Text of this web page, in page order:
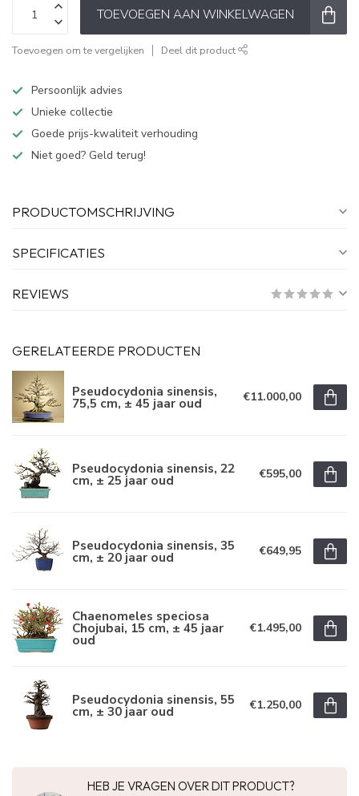
TOEVOEGEN AAN WINKELWAGEN
Toevoegen om te vergelijken Deel dit product
Persoonlijk advies
Unieke collectie
Goede prijs-kwaliteit verhouding
Niet goed? Geld terug!
PRODUCTOMSCHRIJVING
SPECIFICATIES
REVIEWS
GERELATEERDE PRODUCTEN
Pseudocydonia sinensis,
75,5 cm, ± 45 jaar oud €11.000,00
Pseudocydonia sinensis, 22
cm, ± 25 jaar oud €595,00
Pseudocydonia sinensis, 35
cm, ± 20 jaar oud €649,95
Chaenomeles speciosa
Chojubai, 15 cm, ± 45 jaar
oud
€1.495,00
Pseudocydonia sinensis, 55
cm, ± 30 jaar oud €1.250,00
HEB JE VRAGEN OVER DIT PRODUCT?